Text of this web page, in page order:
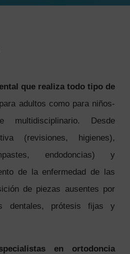
que realiza todo tipo de
adultos como para niños-
multidisciplinario. Desde
(revisiones, higienes),
endodoncias) y
de la enfermedad de las
de piezas ausentes por
dentales, prótesis fijas y
en ortodoncia